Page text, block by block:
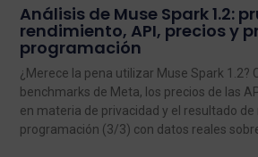
Análisis de Muse Spark 1.2:
rendimiento, API, precios y
programación
¿Merece la pena utilizar Muse Spark 1.2?
benchmarks de Meta, los precios de las
en materia de privacidad y el resultado
programación (3/3) con datos reales